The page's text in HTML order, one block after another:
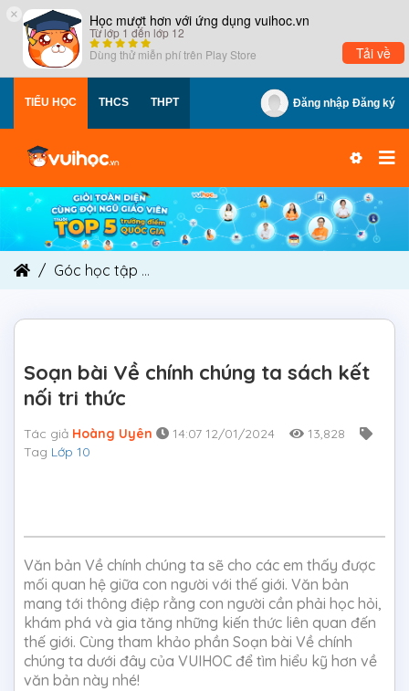
× Học mượt hơn với ứng dụng vuihoc.vn
Từ lớp 1 đến lớp 12
Dùng thử miễn phí trên Play Store Tải về
TIỂU HỌC THCS THPT Đăng nhập Đăng ký
Góc học tập
Soạn bài Về chính chúng ta sách kết
nối tri thức
Tác giả Hoàng Uyên 14:07 12/01/2024
13,828
Tag Lớp 10
Văn bản Về chính chúng ta sẽ cho các em thấy được
mối quan hệ giữa con người với thế giới. Văn bản
mang tới thông điệp rằng con người cần phải học hỏi,
khám phá và gia tăng những kiến thức liên quan đến
thế giới. Cùng tham khảo phần Soạn bài Về chính
chúng ta dưới đây của VUIHOC để tìm hiểu kỹ hơn về
văn bản này nhé!